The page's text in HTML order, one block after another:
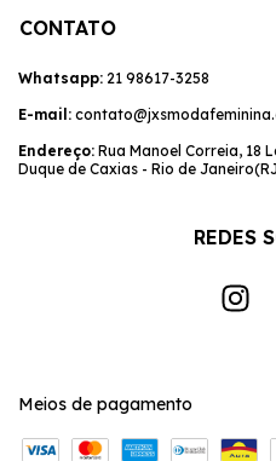
CONTATO
Whatsapp: 21 98617-3258
E-mail:
Endereço: Rua Manoel Correia, 18
Duque de Caxias - Rio de
REDES
Meios de pagamento